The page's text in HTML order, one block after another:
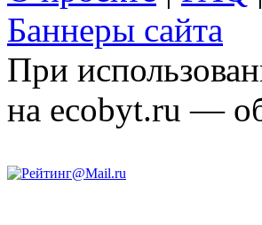
Баннеры сайта
При
на ecobyt.ru —